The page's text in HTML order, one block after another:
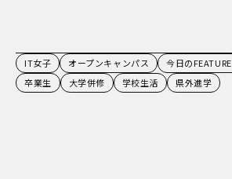
IT女子 オープンキャンパス 今日のFEATURE
卒業生
大学併修 学校生活 県外進学